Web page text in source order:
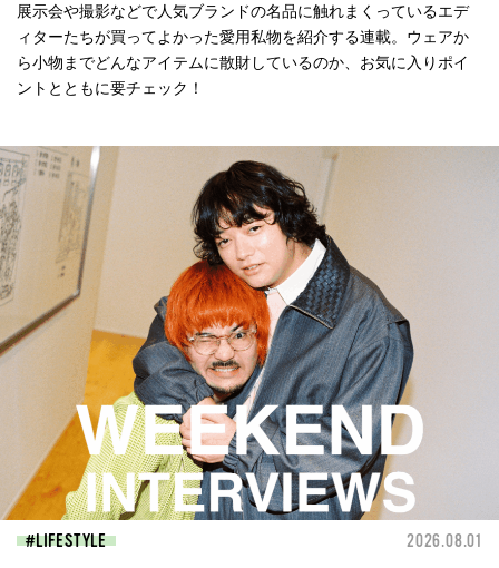
展示会や撮影などで人気ブランドの名品に触れまくっているエデ
ィターたちが買ってよかった愛用私物を紹介する連載。ウェアか
ら小物までどんなアイテムに散財しているのか、お気に入りポイ
ントとともに要チェック！
LIFESTYLE 2026.08.01